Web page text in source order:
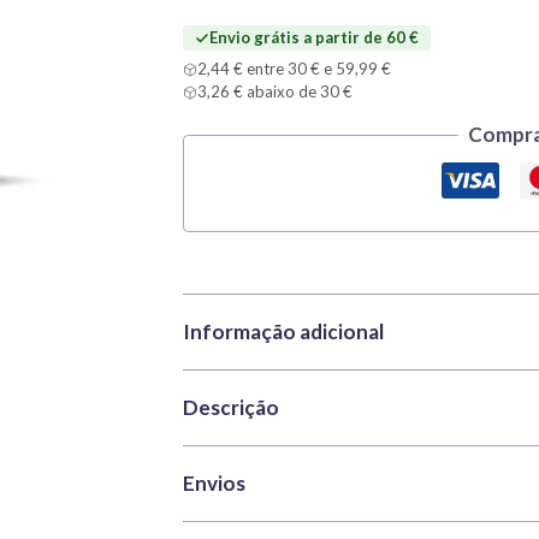
Envio grátis a partir de 60 €
2,44 € entre 30 € e 59,99 €
3,26 € abaixo de 30 €
Informação adicional
Marca
Categorias
Model Color |
REF
Peso
0,035 kg
Descrição
Vallejo Model Color 70949 Light Yellow é
Envios